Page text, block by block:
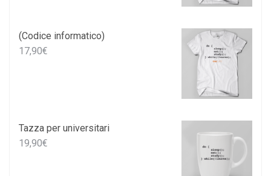
(Codice informatico)
17,90€
Tazza per universitari
19,90€